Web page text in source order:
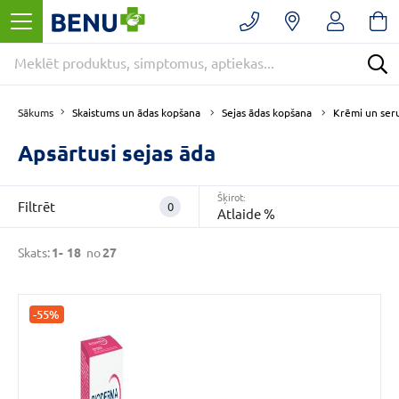
Sākums Skaistums un ādas kopšana Sejas ādas kopšana Krēmi un
FiltrētNoņemt
filtrus
Kategorijas
E
-
APTIEKA
(27)
Skaistums
un
kopšana
(27)
kopšana
Apsārtusi sejas āda
Skats:1- 18 no27
Filtrēt 0
Šķirot:
Atlaide %
-55%